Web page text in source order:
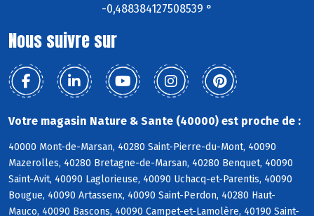
-0,488384127508539 °
Nous suivre sur
Votre magasin Nature & Sante (40000) est proche de :
40000 Mont-de-Marsan, 40280 Saint-Pierre-du-Mont, 40090
Mazerolles, 40280 Bretagne-de-Marsan, 40280 Benquet, 40090
Saint-Avit, 40090 Laglorieuse, 40090 Uchacq-et-Parentis, 40090
Bougue, 40090 Artassenx, 40090 Saint-Perdon, 40280 Haut-
Mauco, 40090 Bascons, 40090 Campet-et-Lamolère, 40190 Saint-